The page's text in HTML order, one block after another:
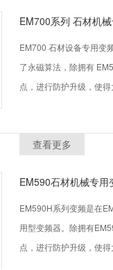
EM700系列 石材机
EM700 石材设备专用变
了永磁算法，除拥有
点，进行防护升级，使
查看更多
EM590石材机械专用
EM590H系列变频是在
用型变频器。除拥有
点，进行防护升级，使